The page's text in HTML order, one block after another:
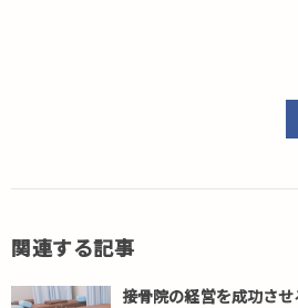
関連する記事
接骨院の経営を成功さ